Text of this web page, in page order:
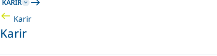
KARIR
Karir
Karir